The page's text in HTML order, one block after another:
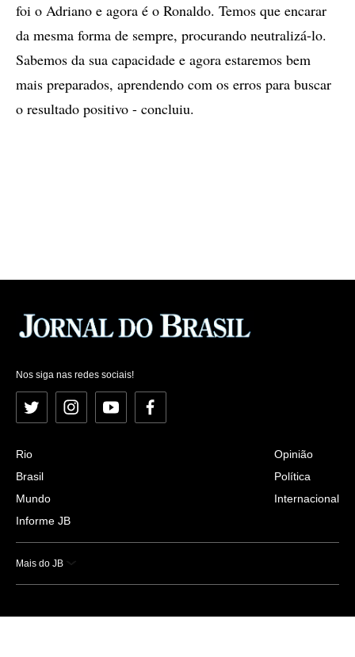
foi o Adriano e agora é o Ronaldo. Temos que encarar
da mesma forma de sempre, procurando neutralizá-lo.
Sabemos da sua capacidade e agora estaremos bem
mais preparados, aprendendo com os erros para buscar
o resultado positivo - concluiu.
Nos siga nas redes sociais!
Twitter InstagramYouTubeFacebook
Rio
Brasil
Mundo
Informe JB
Opinião
Política
Internacional
Mais do JB
Esportes